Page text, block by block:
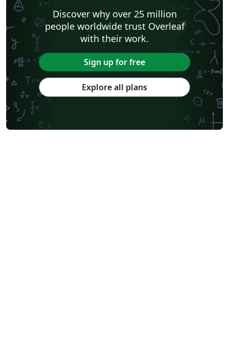
Discover why over 25 million
people worldwide trust Overleaf
with their work.
Sign up for free
Explore all plans